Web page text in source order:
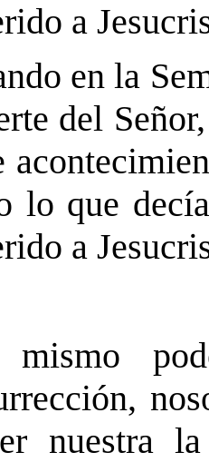
a
en la
del
lo que
a
nuestra